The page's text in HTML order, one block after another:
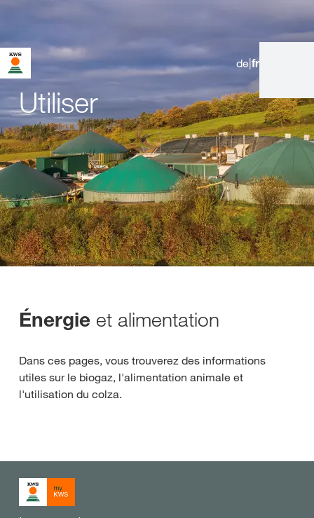
de|fr
Vous vous trouvez sur le site de KWS pour la Suisse. Il existe
une page alternative pour ce site dans votre pays :
Voulez-vous changer maintenant ?
CHANGER
MAINTENANT
NE PAS CHANGER
CETTE FOIS
NE PLUS
DEMANDER
Utiliser
Énergie et alimentation
Dans ces pages, vous trouverez des informations
utiles sur le biogaz, l'alimentation animale et
l'utilisation du colza.